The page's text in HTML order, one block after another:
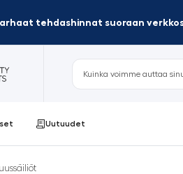
tehdashinnat suoraan
Uutuudet